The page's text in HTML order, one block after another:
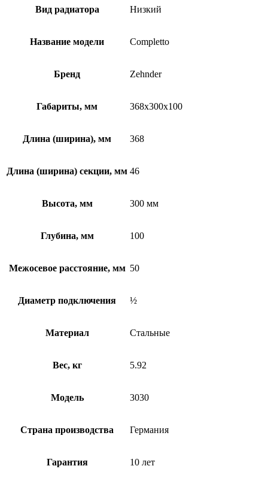
Вид радиатора Низкий
Название модели Completto
Бренд Zehnder
Габариты, мм 368x300x100
Длина (ширина), мм 368
Длина (ширина) секции, мм 46
Высота, мм 300 мм
Глубина, мм 100
Межосевое расстояние, мм 50
Диаметр подключения ½
Материал Стальные
Вес, кг 5.92
Модель 3030
Страна производства Германия
Гарантия 10 лет